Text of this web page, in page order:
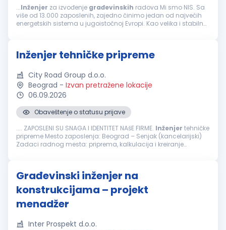
...Inženjer za izvođenje građevinskih radova Mi smo NIS. Sa
više od 13.000 zaposlenih, zajedno činimo jedan od najvećih
energetskih sistema u jugoistočnoj Evropi. Kao velika i stabilna
Inženjer tehničke pripreme
City Road Group d.o.o.
Beograd - Izvan pretražene lokacije
06.09.2026
Obaveštenje o statusu prijave
.... ZAPOSLENI SU SNAGA I IDENTITET NAšE FIRME. Inženjer tehničke
pripreme Mesto zaposlenja: Beograd – Senjak (kancelarijski)
Zadaci radnog mesta: priprema, kalkulacija i kreiranje
Građevinski inženjer na
konstrukcijama – projekt
menadžer
Inter Prospekt d.o.o.